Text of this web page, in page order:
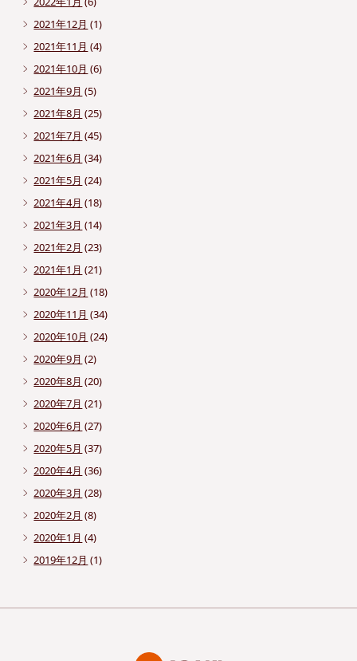
2021年12月 (1)
2021年11月 (4)
2021年10月 (6)
2021年9月 (5)
2021年8月 (25)
2021年7月 (45)
2021年6月 (34)
2021年5月 (24)
2021年4月 (18)
2021年3月 (14)
2021年2月 (23)
2021年1月 (21)
2020年12月 (18)
2020年11月 (34)
2020年10月 (24)
2020年9月 (2)
2020年8月 (20)
2020年7月 (21)
2020年6月 (27)
2020年5月 (37)
2020年4月 (36)
2020年3月 (28)
2020年2月 (8)
2020年1月 (4)
2019年12月 (1)